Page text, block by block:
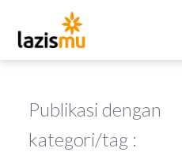
Publikasi dengan
kategori/tag :